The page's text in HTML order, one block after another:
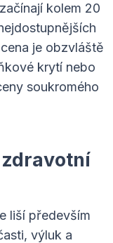
kolem 20
je obzvláště
krytí nebo
soukromého
liší především
výluk a